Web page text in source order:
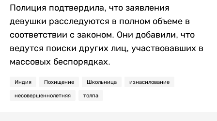
Полиция подтвердила, что заявления
девушки расследуются в полном объеме в
соответствии с законом. Они добавили, что
ведутся поиски других лиц, участвовавших в
массовых беспорядках.
Индия Похищение Школьница изнасилование
несовершеннолетняя толпа